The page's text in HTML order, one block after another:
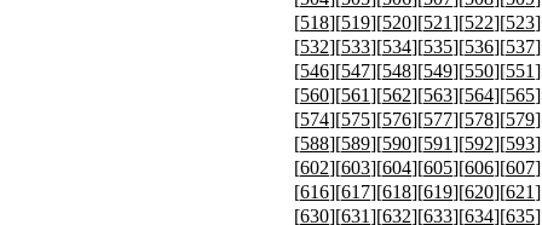
[518][519][520][521][522][523
[532][533][534][535][536][537
[546][547][548][549][550][551
[560][561][562][563][564][565
[574][575][576][577][578][579
[588][589][590][591][592][593
[602][603][604][605][606][607
[616][617][618][619][620][621
[630][631][632][633][634][635